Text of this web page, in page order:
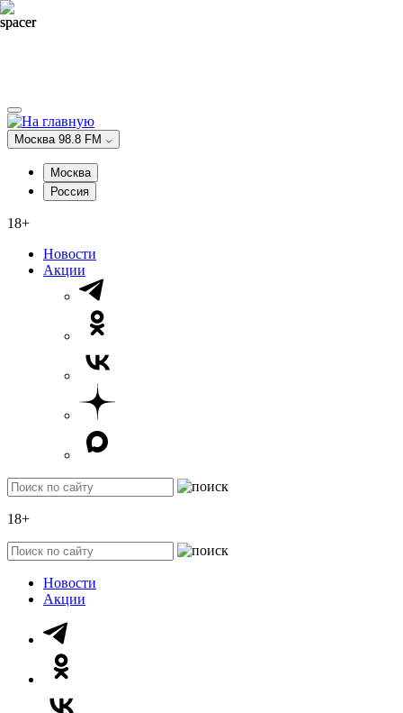
Москва 98.8 FM
Москва
Россия
18+
Новости
Акции
18+
Новости
Акции